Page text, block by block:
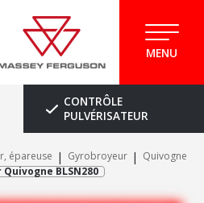
MENU
CONTRÔLE
PULVÉRISATEUR
épareuse Gyrobroyeur
Quivogne
BLSN280